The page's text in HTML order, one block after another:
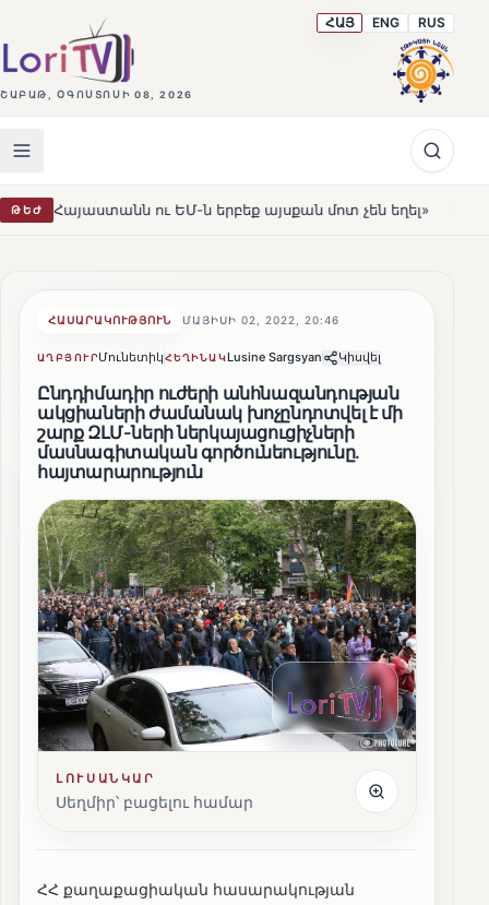
ՇԱԲԱԹ, ՕԳՈՍՏՈՍԻ 08, 2026
ՀԱՅ ENG RUS
ԹԵԺու ԵՄ-ն երբեք այսքան մոտ չեն եղել» HOT
ՀԱՍԱՐԱԿՈՒԹՅՈՒՆ ՄԱՅԻՍԻ 02, 2022, 20:46
ԱՂԲՅՈՒՐՄունետիկՀԵՂԻՆԱԿLusine Sargsyan Կիսվել
Ընդդիմադիր ուժերի անհնազանդության
ակցիաների ժամանակ խոչընդոտվել է մի
շարք ԶԼՄ-ների ներկայացուցիչների
մասնագիտական գործունեությունը.
հայտարարություն
ԼՈՒՍԱՆԿԱՐ
Սեղմիր՝ բացելու համար
ՀՀ քաղաքացիական հասարակության